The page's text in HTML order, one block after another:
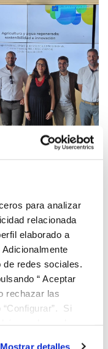
para analizar
relacionada
elaborado a
redes sociales.
“ Aceptar
rechazar las
Si
Mostrar detalles
para el riego